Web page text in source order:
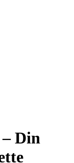
Din